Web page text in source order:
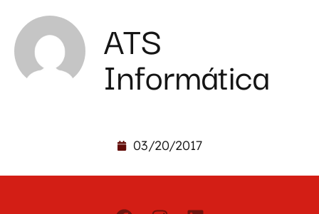
ATS
Informática
03/20/2017